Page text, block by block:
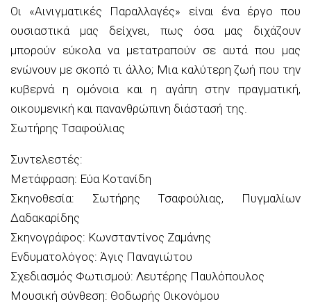
Οι «Αινιγματικές Παραλλαγές» είναι ένα έργο που
ουσιαστικά μας δείχνει, πως όσα μας διχάζουν
μπορούν εύκολα να μετατραπούν σε αυτά που μας
ενώνουν με σκοπό τι άλλο; Μια καλύτερη ζωή που την
κυβερνά η ομόνοια και η αγάπη στην πραγματική,
οικουμενική και πανανθρώπινη διάστασή της.
Σωτήρης Τσαφούλιας
Συντελεστές:
Μετάφραση: Εύα Κοτανίδη
Σκηνοθεσία: Σωτήρης Τσαφούλιας, Πυγμαλίων
Δαδακαρίδης
Σκηνογράφος: Kωνσταντίνος Ζαμάνης
Ενδυματολόγος: Άγις Παναγιώτου
Σχεδιασμός Φωτισμού: Λευτέρης Παυλόπουλος
Μουσική σύνθεση: Θοδωρής Οικονόμου